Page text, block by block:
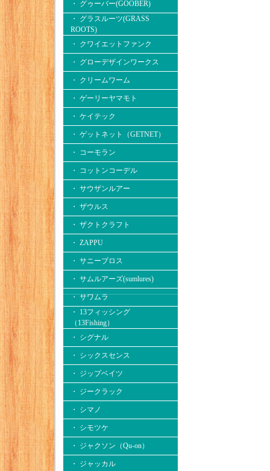
・ グゥーバー(GOOBER)
・ グラスルーツ(GRASS
ROOTS)
・ クワイエットファンク
・ グローデザインワークス
・ クリームワーム
・ ゲーリーヤマモト
・ ケイテック
・ ゲットネット（GETNET）
・ コーモラン
・ コットンコーデル
・ サウザンルアー
・ ザウルス
・ ザクトクラフト
・ ZAPPU
・ サニーブロス
・ サムルアーズ(sumlures)
・ サワムラ
・ 13フィッシング
（13Fishing）
・ シグナル
・ シックスセンス
・ ジップベイツ
・ ジークラック
・ シマノ
・ シモツケ
・ ジャクソン（Qu-on）
・ ジャッカル